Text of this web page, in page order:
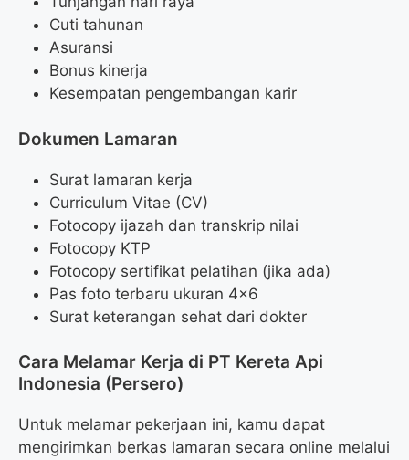
Cuti tahunan
Asuransi
Bonus kinerja
Kesempatan pengembangan karir
Dokumen Lamaran
Surat lamaran kerja
Curriculum Vitae (CV)
Fotocopy ijazah dan transkrip nilai
Fotocopy KTP
Fotocopy sertifikat pelatihan (jika ada)
Pas foto terbaru ukuran 4×6
Surat keterangan sehat dari dokter
Cara Melamar Kerja di PT Kereta Api
Indonesia (Persero)
Untuk melamar pekerjaan ini, kamu dapat
mengirimkan berkas lamaran secara online melalui